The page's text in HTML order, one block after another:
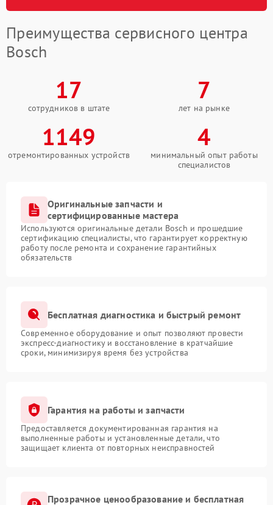
Преимущества сервисного центра
Bosch
17
сотрудников в штате
7
лет на рынке
1149
отремонтированных устройств
4
минимальный опыт работы
специалистов
Оригинальные запчасти и
сертифицированные мастера
Используются оригинальные детали Bosch и прошедшие
сертификацию специалисты, что гарантирует корректную
работу после ремонта и сохранение гарантийных
обязательств
Бесплатная диагностика и быстрый ремонт
Современное оборудование и опыт позволяют провести
экспресс-диагностику и восстановление в кратчайшие
сроки, минимизируя время без устройства
Гарантия на работы и запчасти
Предоставляется документированная гарантия на
выполненные работы и установленные детали, что
защищает клиента от повторных неисправностей
Прозрачное ценообразование и бесплатная